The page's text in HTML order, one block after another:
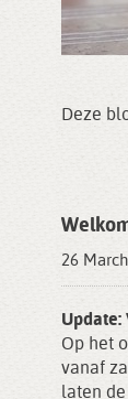
Deze
26
Op het
vanaf
laten